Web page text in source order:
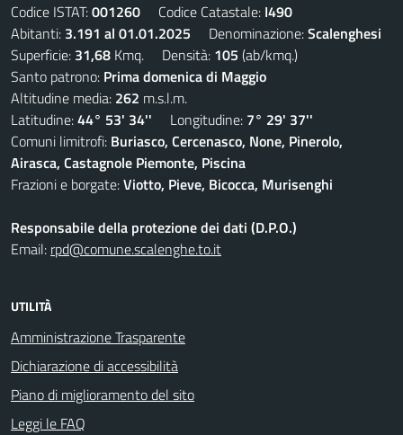
Codice ISTAT:001260 Codice Catastale: I490
Abitanti: 3.191 al 01.01.2025 Denominazione:Scalenghesi
Superficie: 31,68 Kmq. Densità: 105 (ab/kmq.)
Santo patrono: Prima domenica di Maggio
Altitudine media: 262 m.s.l.m.
Latitudine:44° 53' 34'' Longitudine: 7° 29' 37''
Comuni limitrofi: Buriasco, Cercenasco, None, Pinerolo,
Airasca, Castagnole Piemonte, Piscina
Frazioni e borgate:Viotto, Pieve, Bicocca, Murisenghi
Responsabile della protezione dei dati (D.P.O.)
Email: rpd@comune.scalenghe.to.it
UTILITÀ
Amministrazione Trasparente
Dichiarazione di accessibilità
Piano di miglioramento del sito
Leggi le FAQ